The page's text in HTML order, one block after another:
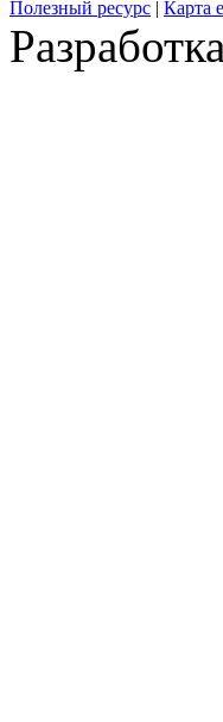
Полезный ресурс | Карта